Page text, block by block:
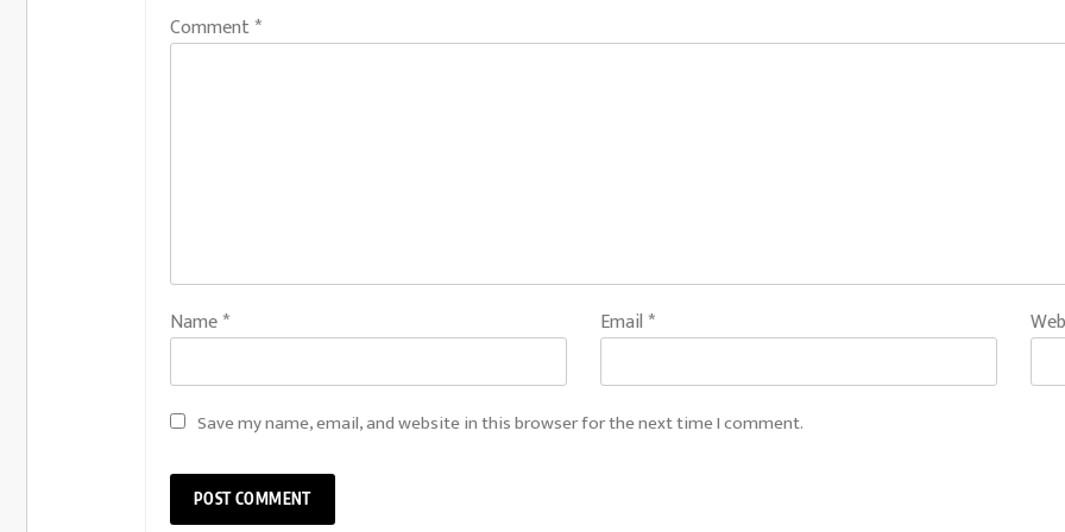
Comment*
Name* Email *
Save my name, email, and website in this browser for the next time I comment.